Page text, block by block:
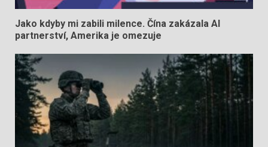
Jako kdyby mi zabili milence. Čína zakázala AI
partnerství, Amerika je omezuje